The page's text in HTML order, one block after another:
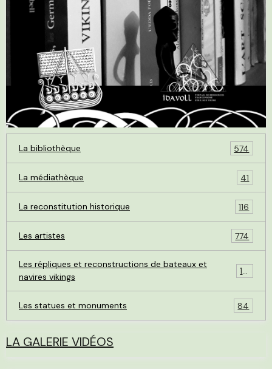
La bibliothèque 574
La médiathèque 41
La reconstitution historique 116
Les artistes 774
Les répliques et reconstructions de bateaux et
navires vikings
119
Les statues et monuments 84
LA GALERIE VIDÉOS